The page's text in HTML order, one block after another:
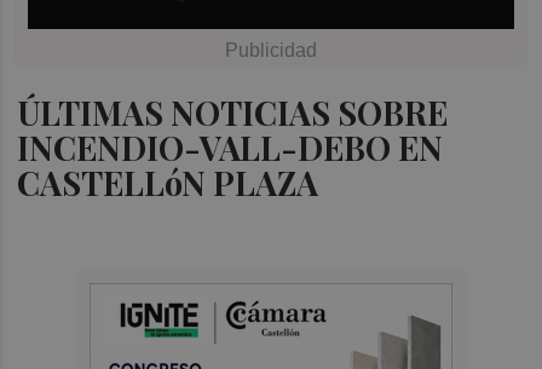
ÚLTIMAS NOTICIAS SOBRE
INCENDIO-VALL-DEBO EN
CASTELLóN PLAZA